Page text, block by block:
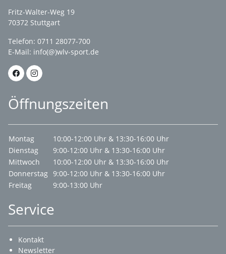
Fritz-Walter-Weg 19
70372 Stuttgart
Telefon: 0711 28077-700
E-Mail: info(@)wlv-sport.de
Öffnungszeiten
Montag
10:00-12:00 Uhr & 13:30-16:00 Uhr
Dienstag
9:00-12:00 Uhr & 13:30-16:00 Uhr
Mittwoch
10:00-12:00 Uhr & 13:30-16:00 Uhr
Donnerstag 9:00-12:00 Uhr & 13:30-16:00 Uhr
Freitag
9:00-13:00 Uhr
Service
Kontakt
Newsletter